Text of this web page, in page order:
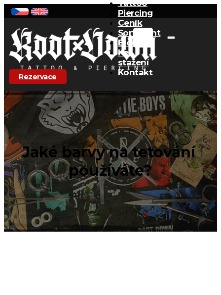
Tattoo
Piercing
Ceník
Sortiment
Blog
Ke
stažení
Kontakt
Rezervace
Jaké barvy na tetování
používáte?